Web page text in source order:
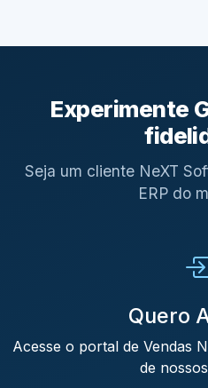
Experimente
Seja um cliente NeXT
ERP do
Quero
Acesse o portal de Vendas
de